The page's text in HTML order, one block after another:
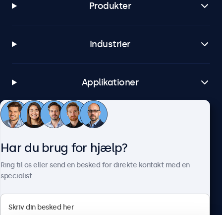
Produkter
Industrier
Applikationer
Kundeservice
Har du brug for hjælp?
Ring til os eller send en besked for direkte kontakt med en
specialist.